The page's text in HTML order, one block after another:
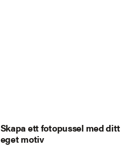
Skapa ett fotopussel med ditt
eget motiv